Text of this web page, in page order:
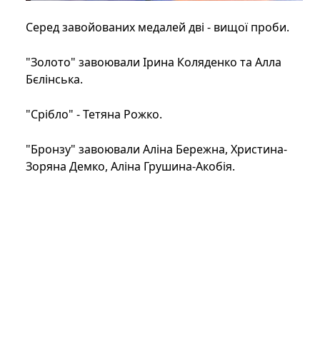
Серед завойованих медалей дві - вищої проби.
"Золото" завоювали Ірина Коляденко та Алла
Бєлінська.
"Срібло" - Тетяна Рожко.
"Бронзу" завоювали Аліна Бережна, Христина-
Зоряна Демко, Аліна Грушина-Акобія.